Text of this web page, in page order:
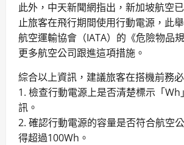
此外，中天新聞網指出，新加坡航空
止旅客在飛行期間使用行動電源，此
航空運輸協會（IATA）的《危險物品
更多航空公司跟進這項措施。
綜合以上資訊，建議旅客在搭機前務
1. 檢查行動電源上是否清楚標示「Wh
訊。
2. 確認行動電源的容量是否符合航空
得超過100Wh。